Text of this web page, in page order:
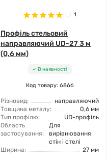
1
Профіль стельовий
направляючий UD-27 3 м
(0,6 мм)
В наявності
Код товару: 6866
Різновид:
направляючий
Товщина металу:
0,6 мм
Тип профілю:
UD-профіль
Область
застосування:
Для
вирівнювання
стін і стелі
Ширина:
27 мм